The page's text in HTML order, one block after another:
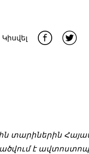
Կիսվել
տարիներին
է